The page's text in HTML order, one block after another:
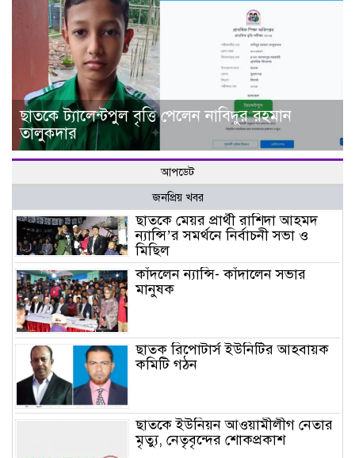
ছাতকে ট্যালেন্টপুল বৃত্তি পেলেন নাবিদুর রহমান
তালুকদার
আপডেট
জনপ্রিয় খবর
ছাতকে মেয়র প্রার্থী রাশিদা আহমদ
ন্যান্সি’র সমর্থনে নির্বাচনী সভা ও
মিছিল
কাঁদলেন ন্যান্সি- কাঁদালেন সভার
মানুষক
ছাতক রিপোটার্স ইউনিটির আহবায়ক
কমিটি গঠন
ছাতকে ইউনিয়ন আওয়ামীলীগ নেতার
মৃত্যু, নেতৃবৃন্দের শোকপ্রকাশ